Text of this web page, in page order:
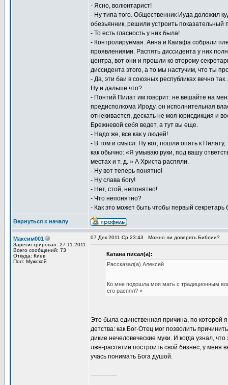
- Ясно, волюнтарист!
- Ну типа того. Общественник Иуда доложил
обезьянник, решили устроить показательный
- То есть гласность у них была!
- Контролируемая. Анна и Каиафа собрали
проявлениями. Распять диссидента у них
центра, вот они и прошли ко второму
диссидента этого, а то мы настучим, что ты
- Да, эти баи в союзных республиках вечно
Ну и дальше что?
- Понтий Пилат им говорит: не вешайте на
предисполкома Ироду, он исполнительная
отнекивается, дескать не моя юрисдикция и
Брежневой себя ведет, а тут вы еще.
- Надо же, все как у людей!
- В том и смысл. Ну вот, пошли опять к Пилату,
как обычно: «Я умываю руки, под вашу
местах и т. д. » А Христа распяли.
- Ну вот теперь понятно!
- Ну слава богу!
- Нет, стой, непонятно!
- Что непонятно?
- Как это может быть чтобы первый секретарь
Вернуться к началу
Максим001
Зарегистрирован: 27.11.2011
Всего сообщений: 73
Откуда: Киев
Пол: Мужской
07 Дек 2011 Ср 23:43 Можно ли доверять Библии?
Катана писал(а):
Рассказал(а) Алексей
Ко мне подошла моя мать с традиционным
его распял? »
Это была единственная причина, по которой
детства: как Бог-Отец мог позволить
дикие нечеловеческие муки. И когда узнал,
лже-распятии построить свой бизнес, у меня
учась понимать Бога душой.
-------------